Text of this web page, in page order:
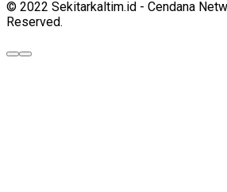
© 2022 Sekitarkaltim.id - Cendana
Reserved.